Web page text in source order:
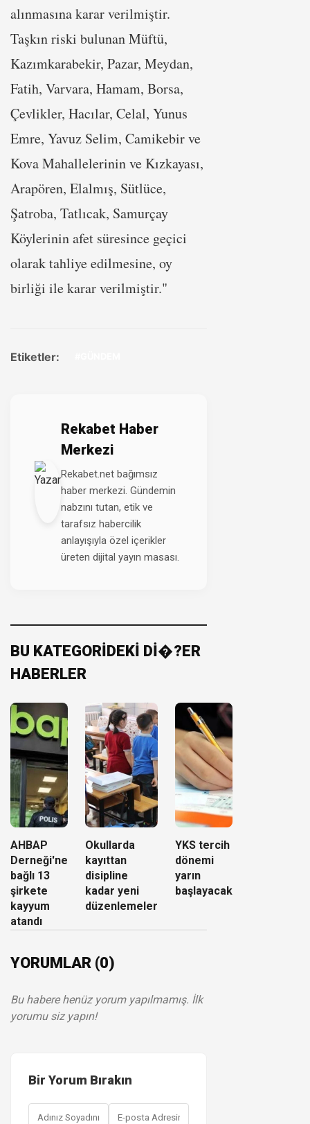
alınmasına karar verilmiştir.
Taşkın riski bulunan Müftü,
Kazımkarabekir, Pazar, Meydan,
Fatih, Varvara, Hamam, Borsa,
Çevlikler, Hacılar, Celal, Yunus
Emre, Yavuz Selim, Camikebir ve
Kova Mahallelerinin ve Kızkayası,
Arapören, Elalmış, Sütlüce,
Şatroba, Tatlıcak, Samurçay
Köylerinin afet süresince geçici
olarak tahliye edilmesine, oy
birliği ile karar verilmiştir."
Etiketler:
Rekabet Haber
Merkezi
Rekabet.net bağımsız
haber merkezi. Gündemin
nabzını tutan, etik ve
tarafsız habercilik
anlayışıyla özel içerikler
üreten dijital yayın masası.
BU KATEGORİDEKİ Dİ�?ER
HABERLER
AHBAP
Derneği'ne
bağlı 13
şirkete
kayyum
atandı
Okullarda
kayıttan
disipline
kadar yeni
düzenlemeler
YKS tercih
dönemi
yarın
başlayacak
YORUMLAR (0)
Bu habere henüz yorum yapılmamış. İlk
yorumu siz yapın!
Bir Yorum Bırakın